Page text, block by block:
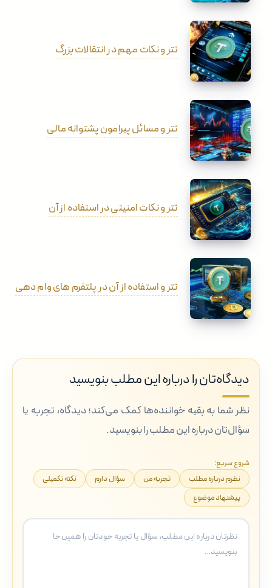
تتر و نکات مهم در انتقالات بزرگ
تتر و مسائل پیرامون پشتوانه مالی
تتر و نکات امنیتی در استفاده از آن
تتر و استفاده از آن در پلتفرم های وام دهی
دیدگاه‌تان را درباره این مطلب بنویسید
نظر شما به بقیه خواننده‌ها کمک می‌کند؛ دیدگاه، تجربه یا
سؤال‌تان درباره این مطلب را بنویسید.
شروع سریع:
نظرم درباره مطلب
تجربه من سؤال دارم
نکته تکمیلی
پیشنهاد موضوع